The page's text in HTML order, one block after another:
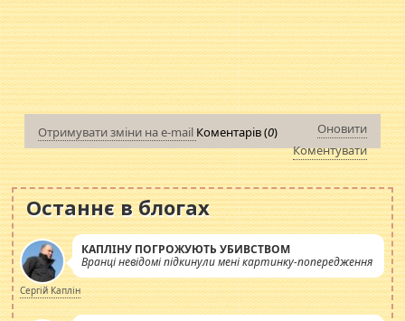
Отримувати зміни на e-mail Коментарів (0)
Оновити
Коментувати
Останнє в блогах
КАПЛІНУ ПОГРОЖУЮТЬ УБИВСТВОМ
Вранці невідомі підкинули мені картинку-попередження
Сергій Каплін